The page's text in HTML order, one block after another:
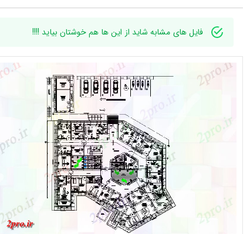
فایل های مشابه شاید از این ها هم خوشتان بیاید !!!!